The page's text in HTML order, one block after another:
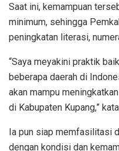
Saat ini, kemampuan
minimum, sehingga
peningkatan literasi,
“Saya meyakini praktik
beberapa daerah di
akan mampu
di Kabupaten Kupang,”
Ia pun siap memfasilitasi
dengan kondisi dan